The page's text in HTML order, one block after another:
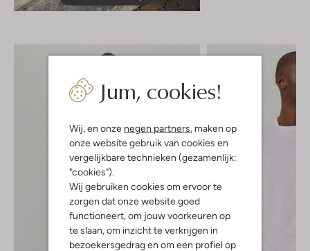
Jum, cookies!
Wij, en onze negen partners , maken op
onze website gebruik van cookies en
vergelijkbare technieken (gezamenlijk:
"cookies").
Wij gebruiken cookies om ervoor te
zorgen dat onze website goed
functioneert, om jouw voorkeuren op
te slaan, om inzicht te verkrijgen in
bezoekersgedrag en om een profiel op